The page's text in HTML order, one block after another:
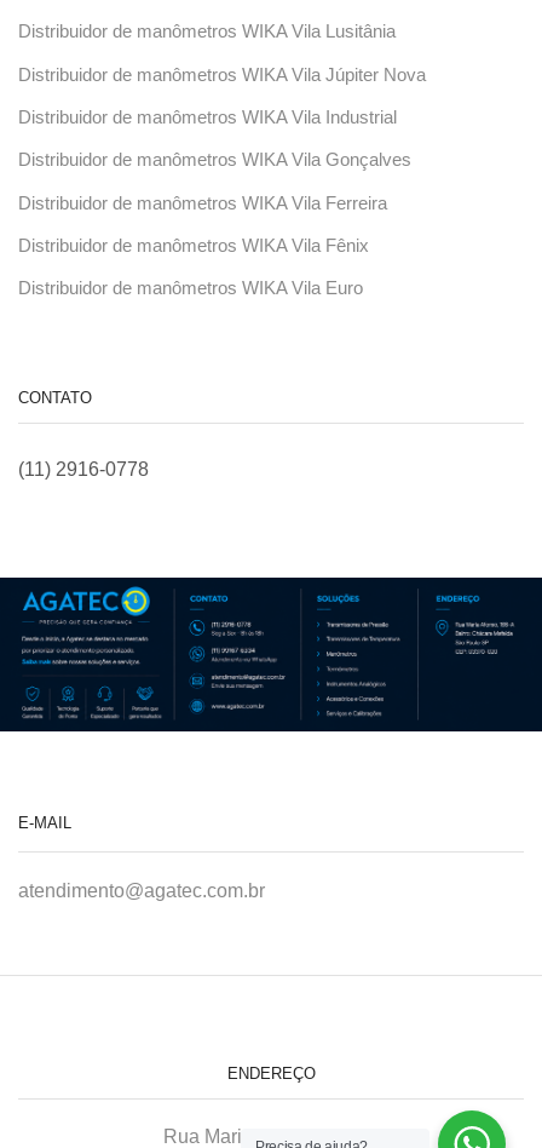
Distribuidor de manômetros WIKA Vila Lusitânia
Distribuidor de manômetros WIKA Vila Júpiter Nova
Distribuidor de manômetros WIKA Vila Industrial
Distribuidor de manômetros WIKA Vila Gonçalves
Distribuidor de manômetros WIKA Vila Ferreira
Distribuidor de manômetros WIKA Vila Fênix
Distribuidor de manômetros WIKA Vila Euro
CONTATO
(11) 2916-0778
E-MAIL
atendimento@agatec.com.br
ENDEREÇO
Rua Maria Afonso, 166-A